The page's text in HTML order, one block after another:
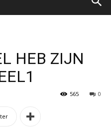
HEB ZIJN
0
565